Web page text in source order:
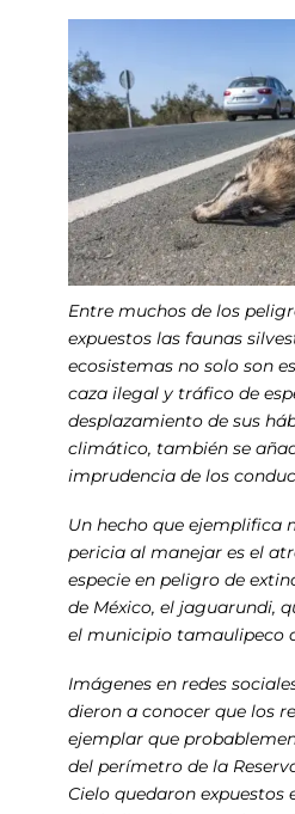
Entre muchos de los
expuestos las faunas
ecosistemas no solo son
caza ilegal y tráfico de
desplazamiento de sus
climático, también se
imprudencia de los
Un hecho que ejemplifica
pericia al manejar es el
especie en peligro de
de México, el jaguarundi,
el municipio tamaulipeco
Imágenes en redes
dieron a conocer que los
ejemplar que
del perímetro de la
Cielo quedaron expuestos